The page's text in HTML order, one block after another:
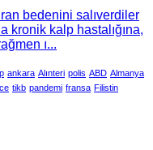
bedenini salıverdiler
kronik kalp hastalığına,
ı...
ankara Alınteri polis ABD Almanya
tikb pandemi fransa Filistin